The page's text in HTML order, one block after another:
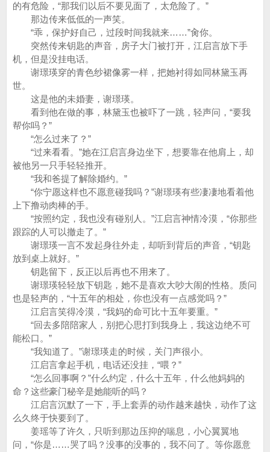
的有危险，“那我们以后不要见面了，太危险了。”
那边传来低低的一声笑。
“乖，保护好自己，过段时间我就来……”肏你。
突然传来钥匙的声音，房子大门被打开，江启言放下手
机，但是没挂电话。
谢璟瑛穿的青色纱裙像雾一样，把她衬得如同林黛玉再
世。
这是他的未婚妻，谢璟瑛。
看到他在做的事，林黛玉也被吓了一跳，轻声问，“要我
帮你吗？”
“怎么过来了？”
“过来看看。”她在江启言身边坐下，想要靠在他肩上，却
被他另一只手轻轻推开。
“我和爸提了解除婚约。”
“你宁愿这样也不愿意碰我吗？”谢璟瑛有些凄凄地看着他
上下撸动肉棒的手。
“按照约定，我也没有碰别人。”江启言神情冷漠，“你那些
跟踪的人可以撤走了。”
谢璟瑛一言不发起身往外走，却听到背后的声音，“钥匙
放到桌上就好。”
钥匙留下，反正以后再也不用来了。
谢璟瑛轻轻放下钥匙，她不是喜欢大吵大闹的性格。质问
也是轻声的，“十五年的相处，你也没有一点感觉吗？”
江启言笑得冷漠，“我妈的命可比十五年要重。”
“回去多陪陪家人，别把心思打到我身上，我这边绝不可
能松口。”
“我知道了。”谢璟瑛走的时候，关门声很小。
江启言拿起手机，电话还没挂，“喂？”
“怎么回事啊？”什么约定，什么十五年，什么他妈妈的
命？这些豪门秘辛是她能听的吗？
江启言沉默了一下，手上套弄的动作越来越快，动作了这
么久终于快要到了。
姜瑶等了许久，只听到那边压抑的喘息，小心翼翼地
问，“你是……哭了吗？没事的没事的，我不问了。等你愿意